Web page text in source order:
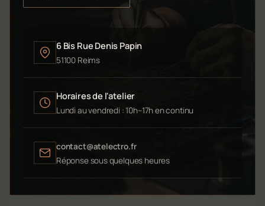
6 Bis Rue Denis Papin
51100 Reims
Horaires de l'atelier
Lundi au vendredi : 10h–17h en continu
contact@atelectro.fr
Réponse sous quelques heures